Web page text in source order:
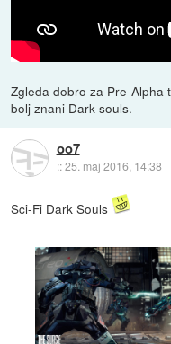
Zgleda dobro za Pre-Alpha
bolj znani Dark souls.
oo7
::25. maj 2016, 14:38
Sci-Fi Dark Souls